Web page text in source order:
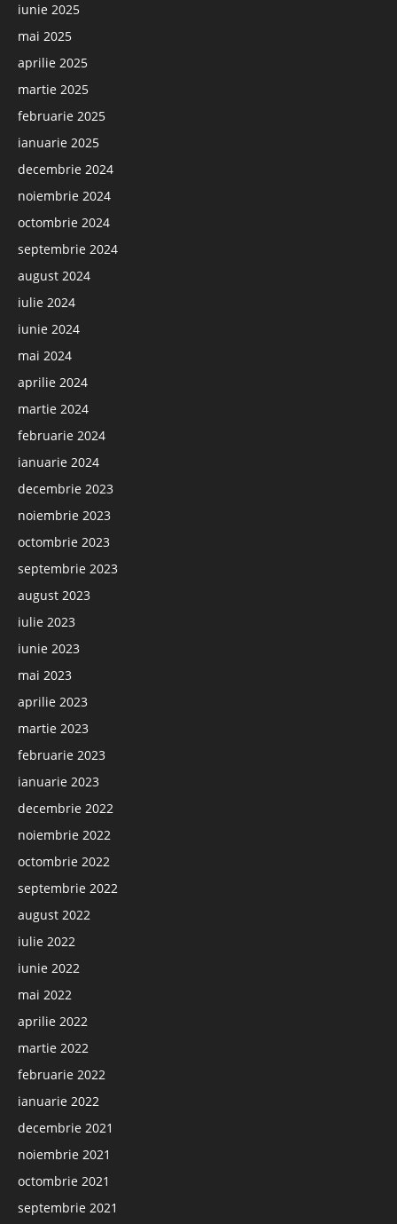
iunie 2025
mai 2025
aprilie 2025
martie 2025
februarie 2025
ianuarie 2025
decembrie 2024
noiembrie 2024
octombrie 2024
septembrie 2024
august 2024
iulie 2024
iunie 2024
mai 2024
aprilie 2024
martie 2024
februarie 2024
ianuarie 2024
decembrie 2023
noiembrie 2023
octombrie 2023
septembrie 2023
august 2023
iulie 2023
iunie 2023
mai 2023
aprilie 2023
martie 2023
februarie 2023
ianuarie 2023
decembrie 2022
noiembrie 2022
octombrie 2022
septembrie 2022
august 2022
iulie 2022
iunie 2022
mai 2022
aprilie 2022
martie 2022
februarie 2022
ianuarie 2022
decembrie 2021
noiembrie 2021
octombrie 2021
septembrie 2021